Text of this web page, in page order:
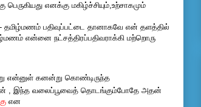
எனக்கு மகிழ்ச்சியும்,உற்சாகமும்
பதிவுப்பட்டை தானாகவே என் தளத்தில்
என்னை நட்சத்திரப்பதிவராக்கி மற்றொரு
என்னுள் கனன்று கொண்டிருந்த
, இந்த வலைப்பூவைத் தொடங்கும்போதே அதன்
என